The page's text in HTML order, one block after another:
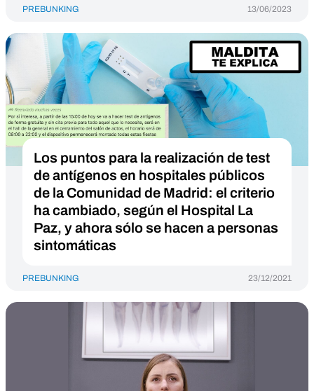
PREBUNKING 13/06/2023
Los puntos para la realización de test
de antígenos en hospitales públicos
de la Comunidad de Madrid: el criterio
ha cambiado, según el Hospital La
Paz, y ahora sólo se hacen a personas
sintomáticas
PREBUNKING 23/12/2021